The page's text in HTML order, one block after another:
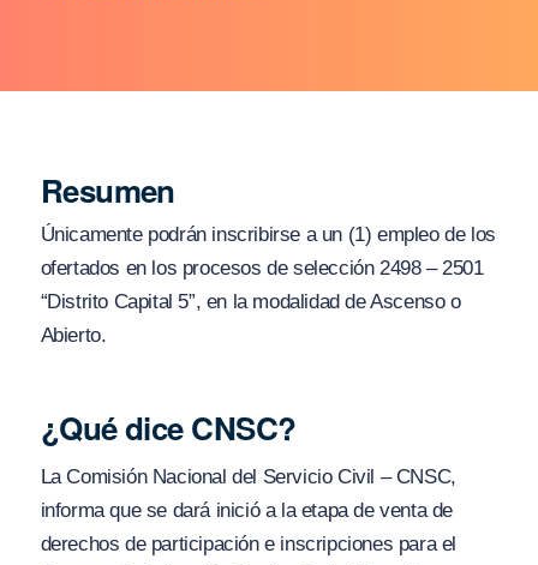
Resumen
Únicamente podrán inscribirse a un (1) empleo de los
ofertados en los procesos de selección 2498 – 2501
“Distrito Capital 5”, en la modalidad de Ascenso o
Abierto.
¿Qué dice CNSC?
La Comisión Nacional del Servicio Civil – CNSC,
informa que se dará inició a la etapa de venta de
derechos de participación e inscripciones para el